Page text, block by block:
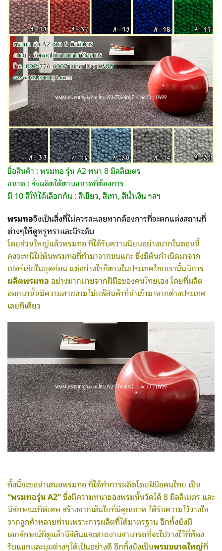
ชื่อสินค้า : พรมทอ รุ่น A2 หนา 8 มิลลิเมตร
ขนาด : สั่งผลิตได้ตามขนาดที่ต้องการ
มี 10 สีให้ได้เลือกกัน : สีเขียว, สีเทา, สีน้ำเงิน ฯลฯ
พรมทอจึงเป็นสิ่งที่ไม่ควรละเลยหากต้องการที่จะตกแต่งสถานที่
ต่างๆให้ดูหรูหราและมีระดับ
โดยส่วนใหญ่แล้วพรมทอ ที่ได้รับความนิยมอย่างมากในตอนนี้
คงจะหนีไม่พ้นพรมทอที่ทำมาจากขนแกะ ซึ่งมีต้นกำเนิดมาจาก
เปอร์เซียในยุคก่อน แต่อย่างไรก็ตามในประเทศไทยเรานั้นมีการ
ผลิตพรมทอ อย่างมากมายจากฝีมือของคนไทยเอง โดยที่ผลิต
ออกมานั้นมีความสวยงามไม่แพ้สินค้าที่นำเข้ามาจากต่างประเทศ
เลยทีเดียว
ทั้งนี้จะขอนำเสนอพรมทอ ที่ได้ทำการผลิตโดยฝีมือคนไทย เป็น
“พรมทอรุ่น A2”ซึ่งมีความหนาของพรมนั้นวัดได้ 8 มิลลิเมตร และ
มีลักษณะที่พิเศษ สร้างจากเส้นใยที่มีคุณภาพ ได้รับความไว้วางใจ
จากลูกค้าหลายท่านเพราะการผลิตที่ได้มาตรฐาน อีกทั้งยังมี
เอกลักษณ์ที่ดูแล้วมีสีสันและสวยงามสามารถที่จะไปวางไว้ที่ห้อง
รับแขกและมุมต่างๆได้เป็นอย่างดี อีกทั้งยังเป็นพรมขนาดใหญ่ที่